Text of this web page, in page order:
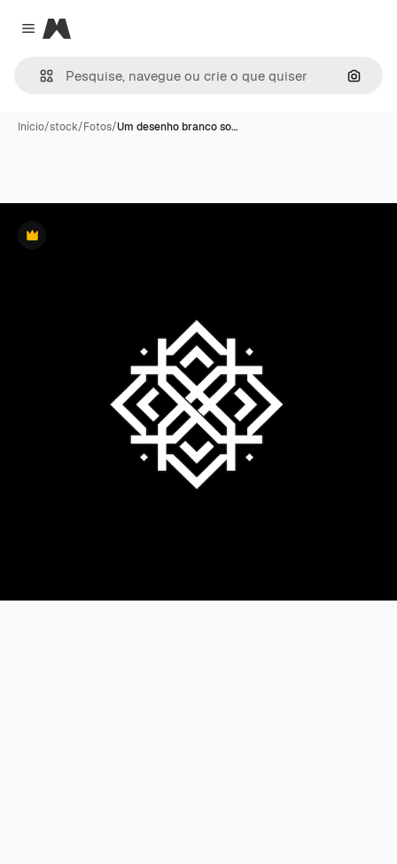
Close menu
Magnific
Início/stock/Fotos/Um desenho branco so…
Premium